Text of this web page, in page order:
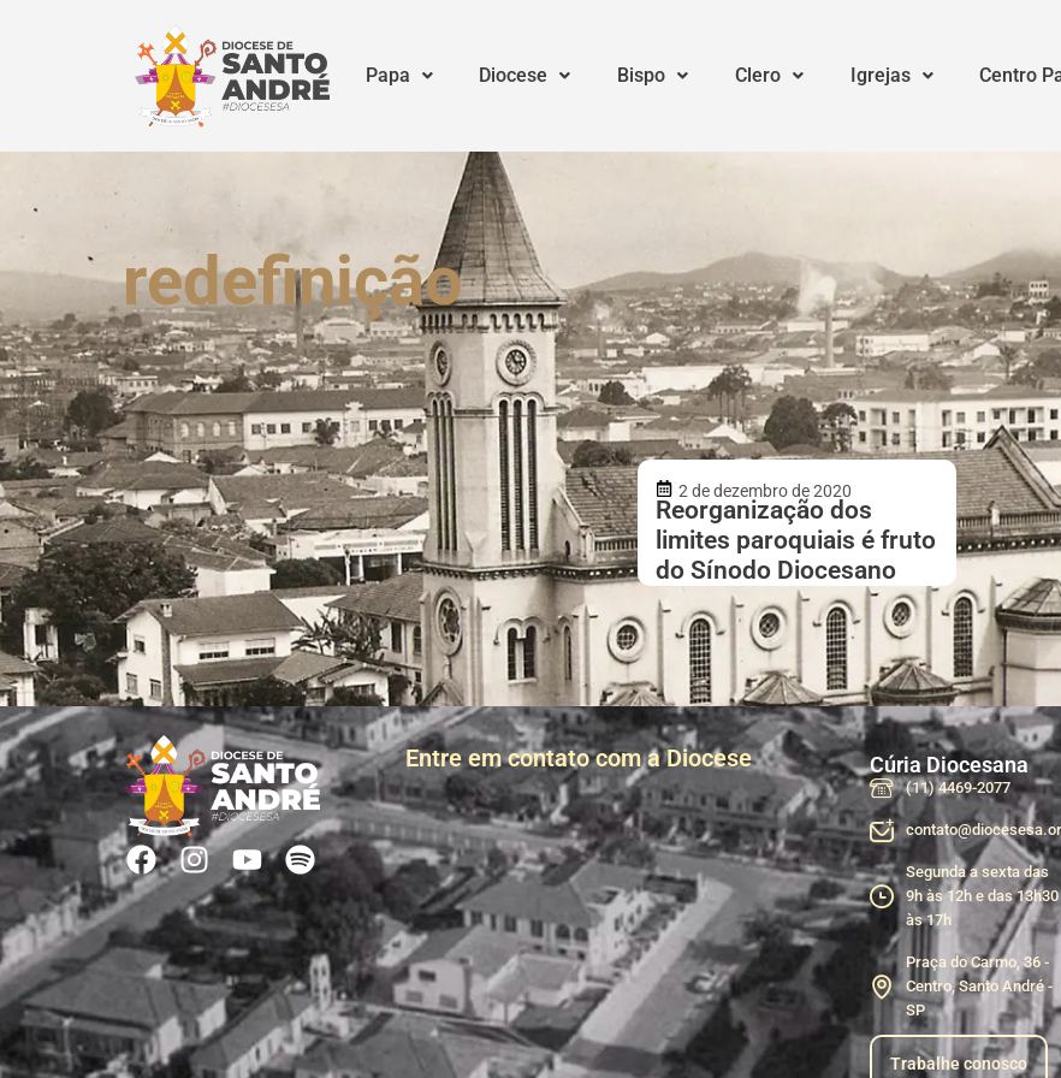
Papa Diocese Bispo Clero Igrejas Centro
redefinição
2 de dezembro de 2020
Reorganização dos
limites paroquiais é fruto
do Sínodo Diocesano
Entre em contato com a Diocese Cúria Diocesana
(11) 4469-2077
Segunda a sexta das
9h às 12h e das 13h30
às 17h
Praça do Carmo, 36 -
Centro, Santo André -
SP
Trabalhe conosco